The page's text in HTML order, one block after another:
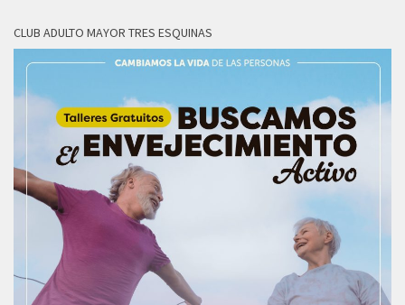
CLUB ADULTO MAYOR TRES ESQUINAS